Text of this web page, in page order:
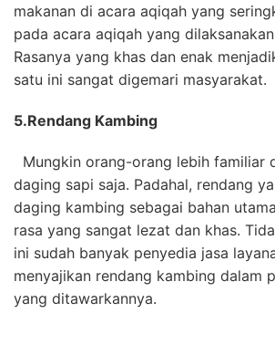
makanan di acara aqiqah yang
pada acara aqiqah yang
Rasanya yang khas dan enak
satu ini sangat digemari masyarakat.
5.Rendang Kambing
Mungkin orang-orang lebih familiar
daging sapi saja. Padahal, rendang
daging kambing sebagai bahan
rasa yang sangat lezat dan khas.
ini sudah banyak penyedia jasa
menyajikan rendang kambing dalam
yang ditawarkannya.